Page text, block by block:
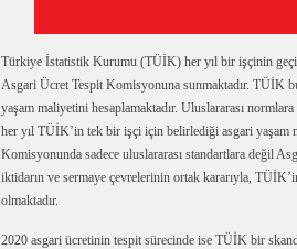
Türkiye İstatistik Kurumu (TÜİK) her yıl bir işçinin
Asgari Ücret Tespit Komisyonuna sunmaktadır. TÜİK
yaşam maliyetini hesaplamaktadır. Uluslararası
her yıl TÜİK’in tek bir işçi için belirlediği asgari yaşam
Komisyonunda sadece uluslararası standartlara değil
iktidarın ve sermaye çevrelerinin ortak kararıyla,
olmaktadır.
2020 asgari ücretinin tespit sürecinde ise TÜİK bir